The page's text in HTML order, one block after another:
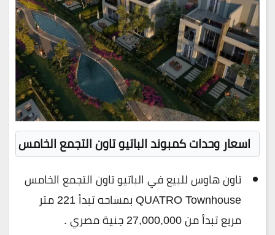
اسعار وحدات كمبوند الباتيو تاون التجمع الخامس
تاون هاوس للبيع في الباتيو تاون التجمع الخامس
QUATRO Townhouse بمساحه تبدأ 221 متر
مربع تبدأ من 27,000,000 جنية مصري .